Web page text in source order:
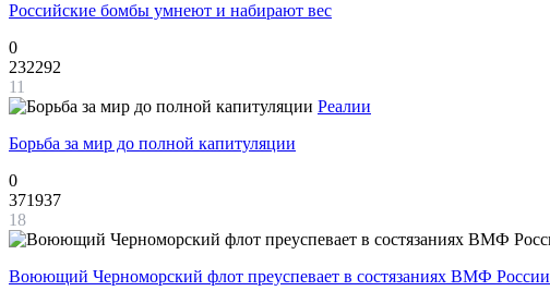
Российские бомбы умнеют и набирают вес
0
232292
11
Реалии
Борьба за мир до полной капитуляции
0
371937
18
Воюющий Черноморский флот преуспевает в состязаниях ВМФ России